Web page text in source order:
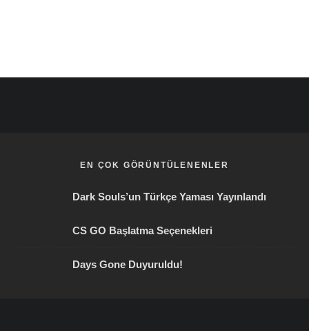
EN ÇOK GÖRÜNTÜLENENLER
Dark Souls’un Türkçe Yaması Yayınlandı
CS GO Başlatma Seçenekleri
Days Gone Duyuruldu!